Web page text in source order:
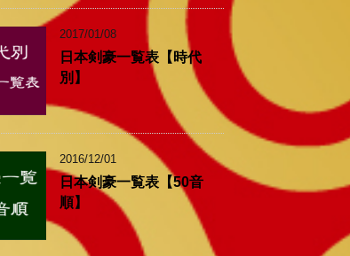
2017/01/08
日本剣豪一覧表【時代
別】
2016/12/01
日本剣豪一覧表【50音
順】